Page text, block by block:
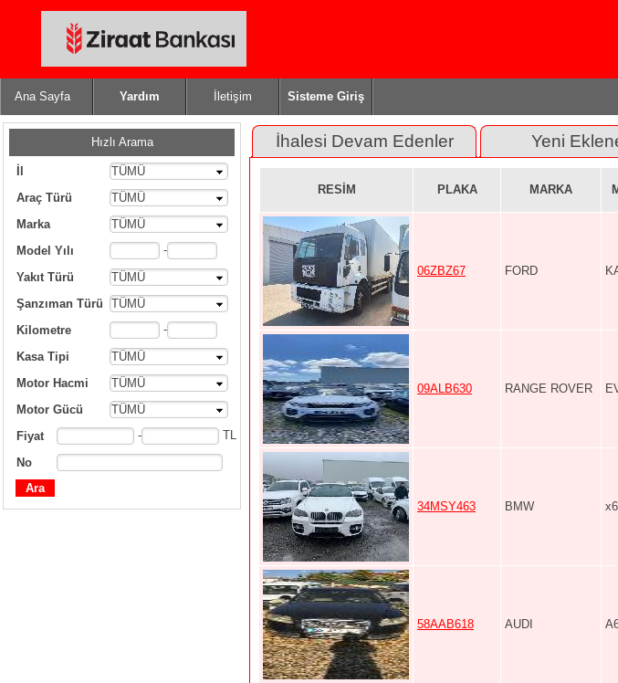
Ana Sayfa Yardım İletişim Sisteme Giriş
Hızlı Arama
TÜMÜ
Araç Türü
TÜMÜ
Marka
TÜMÜ
Model Yılı
-
Yakıt Türü
TÜMÜ
Şanzıman Türü
TÜMÜ
Kilometre
-
Kasa Tipi
TÜMÜ
Motor Hacmi
TÜMÜ
Motor Gücü
TÜMÜ
Fiyat
- TL
No
İhalesi Devam Edenler Yeni
RESİM PLAKA MARKA
06ZBZ67 FORD
09ALB630 RANGE ROVER
34MSY463 BMW x6
58AAB618 AUDI